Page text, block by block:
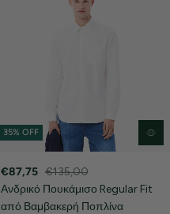
35% OFF
€87,75 €135,00
Ανδρικό Πουκάμισο Regular Fit
από Βαμβακερή Ποπλίνα